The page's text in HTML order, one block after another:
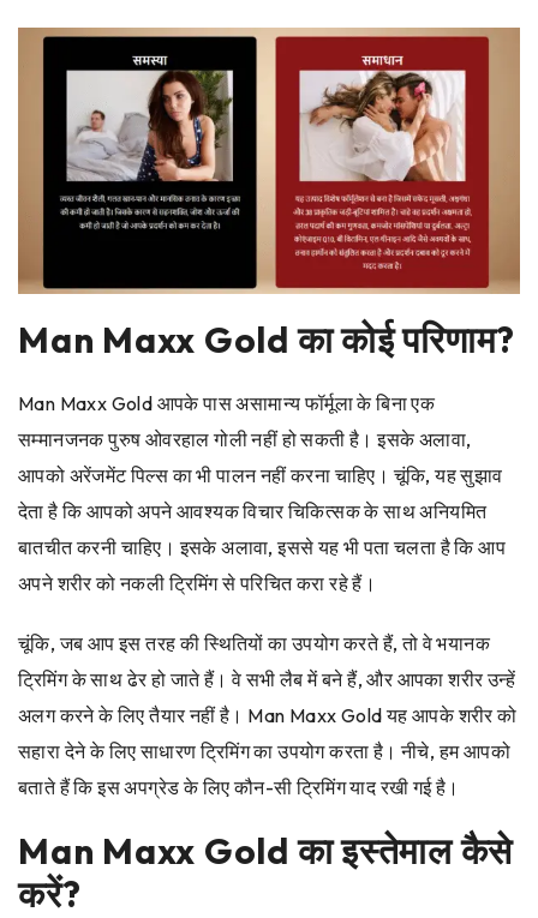
Man Maxx Gold का कोई परिणाम?
Man Maxx Gold आपके पास असामान्य फॉर्मूला के बिना एक
सम्मानजनक पुरुष ओवरहाल गोली नहीं हो सकती है। इसके अलावा,
आपको अरेंजमेंट पिल्स का भी पालन नहीं करना चाहिए। चूंकि, यह सुझाव
देता है कि आपको अपने आवश्यक विचार चिकित्सक के साथ अनियमित
बातचीत करनी चाहिए। इसके अलावा, इससे यह भी पता चलता है कि आप
अपने शरीर को नकली ट्रिमिंग से परिचित करा रहे हैं।
चूंकि, जब आप इस तरह की स्थितियों का उपयोग करते हैं, तो वे भयानक
ट्रिमिंग के साथ ढेर हो जाते हैं। वे सभी लैब में बने हैं, और आपका शरीर उन्हें
अलग करने के लिए तैयार नहीं है। Man Maxx Goldयह आपके शरीर को
सहारा देने के लिए साधारण ट्रिमिंग का उपयोग करता है। नीचे, हम आपको
बताते हैं कि इस अपग्रेड के लिए कौन-सी ट्रिमिंग याद रखी गई है।
Man Maxx Gold का इस्तेमाल कैसे
करें?